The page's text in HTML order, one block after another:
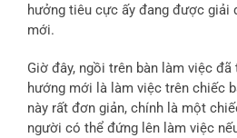
hưởng tiêu cực ấy đang được giải
mới.
Giờ đây, ngồi trên bàn làm việc
hướng mới là làm việc trên chiếc
này rất đơn giản, chính là một
người có thể đứng lên làm việc